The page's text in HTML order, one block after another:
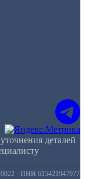
деталей
· ИНН 615421947977